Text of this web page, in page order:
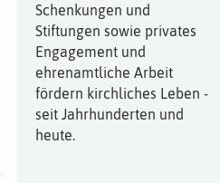
Schenkungen und
Stiftungen sowie privates
Engagement und
ehrenamtliche Arbeit
fördern kirchliches Leben -
seit Jahrhunderten und
heute.